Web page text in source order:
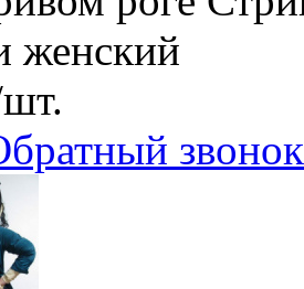
женский
звонок